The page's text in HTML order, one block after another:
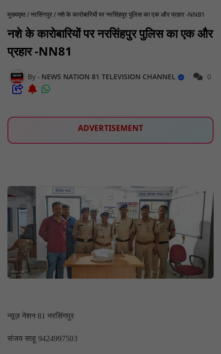
मुख्यपृष्ठ नरसिंगपुर नशे के कारोबारियों पर नरसिंहपुर पुलिस का एक और प्रहार -NN81
नशे के कारोबारियों पर नरसिंहपुर पुलिस का एक और
प्रहार -NN81
NEWS NATION 81 TELEVISION CHANNEL 0
ADVERTISEMENT
न्यूज़ नेशन 81 नरसिंगपुर
संजय साहू 9424997503